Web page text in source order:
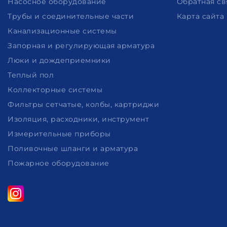
Трубы и соединительные части
Канализационные системы
Запорная и регулирующая арматура
Люки и дождеприемники
Теплый пол
Коллекторные системы
Фильтры сетчатые, колбы, картриджи
Изоляция, расходники, инструмент
Измерительные приборы
Поливочные шланги и арматура
Пожарное оборудование
Карта сайта